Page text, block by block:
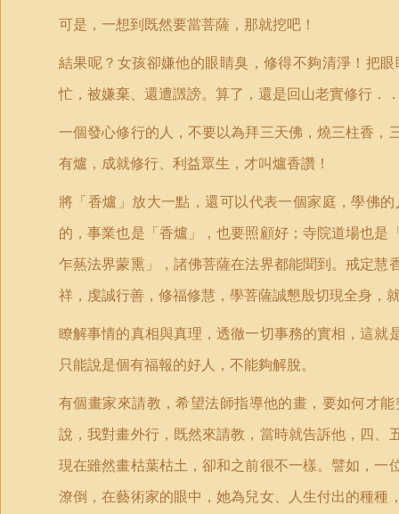
可是，一想到既然要當菩薩，那就挖吧！
結果呢？女孩卻嫌他的眼睛臭，修得不夠清淨！把
忙，被嫌棄、還遭譭謗。算了，還是回山老實修行．
一個發心修行的人，不要以為拜三天佛，燒三柱香
有爐，成就修行、 利益眾生， 才叫爐香讚 ！
將「香爐」放大一點，還可以代表一個家庭，學佛的
的，事業也是「香爐」，也要照顧好；寺院道場也
乍爇法界蒙熏」，諸佛菩薩在法界都能聞到。戒定
祥，虔誠行善，修福修慧，學菩薩誠懇殷切現全身，
瞭解事情的真相與真理，透徹一切事務的實相，這
只能說是個有福報的好人，不能夠解脫。
有個畫家來請教，希望法師指導他的畫，要如何才
說，我對畫外行，既然來請教，當時就告訴他，四
現在雖然畫枯葉枯土，卻和之前很不一樣。譬如，
潦倒，在藝術家的眼中，她為兒女、人生付出的種